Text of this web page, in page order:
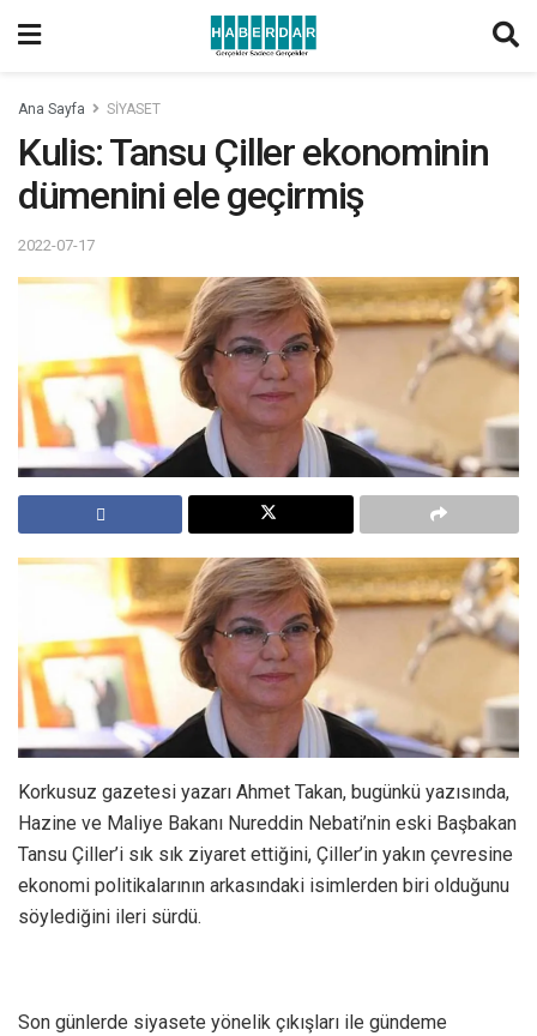
Ana Sayfa SİYASET
Kulis: Tansu Çiller ekonominin
dümenini ele geçirmiş
2022-07-17
Korkusuz gazetesi yazarı Ahmet Takan, bugünkü yazısında,
Hazine ve Maliye Bakanı Nureddin Nebati’nin eski Başbakan
Tansu Çiller’i sık sık ziyaret ettiğini, Çiller’in yakın çevresine
ekonomi politikalarının arkasındaki isimlerden biri olduğunu
söylediğini ileri sürdü.
Son günlerde siyasete yönelik çıkışları ile gündeme